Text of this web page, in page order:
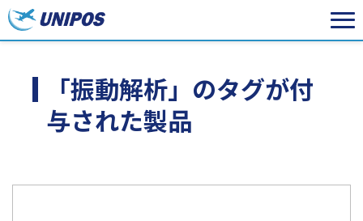
「振動解析」のタグが付
与された製品